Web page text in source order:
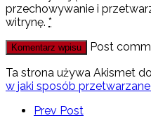
przechowywanie i
witrynę. *
Post
Ta strona używa Akismet
w jaki sposób
Prev Post